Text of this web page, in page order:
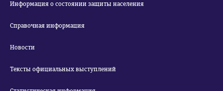
Информация о состоянии защиты населения
Справочная информация
Новости
Тексты официальных выступлений